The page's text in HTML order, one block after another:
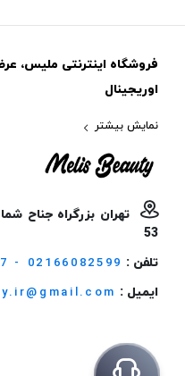
فروشگاه اینترنتی ملیس،
اوریجینال
نمایش بیشتر
تهران بزرگراه جناح
53
تلفن : - 02166082599
ایمیل :